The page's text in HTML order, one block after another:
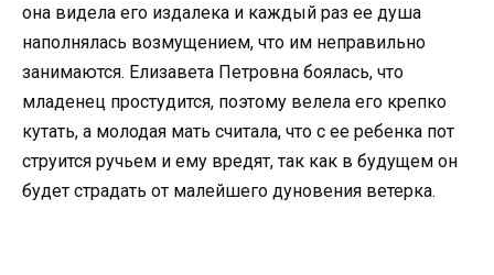
она видела его издалека и каждый раз ее душа
наполнялась возмущением, что им неправильно
занимаются. Елизавета Петровна боялась, что
младенец простудится, поэтому велела его крепко
кутать, а молодая мать считала, что с ее ребенка пот
струится ручьем и ему вредят, так как в будущем он
будет страдать от малейшего дуновения ветерка.